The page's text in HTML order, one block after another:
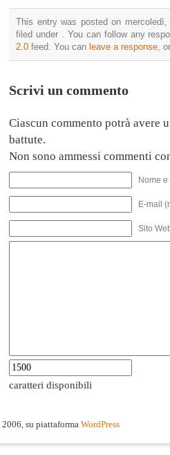
This entry was posted on
filed under . You can follow any
2.0 feed. You can leave a response,
Scrivi un commento
Ciascun commento potrà avere
battute.
Non sono ammessi commenti
Nome
E-mail
Sito
caratteri disponibili
2006, su piattaforma WordPress